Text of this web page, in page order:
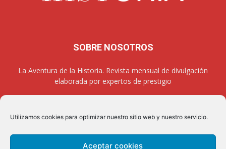
Utilizamos cookies para optimizar nuestro sitio web y nuestro servicio.
Aceptar cookies
SOBRE NOSOTROS
La Aventura de la Historia. Revista mensual de divulgación
elaborada por expertos de prestigio
SÍGUENOS